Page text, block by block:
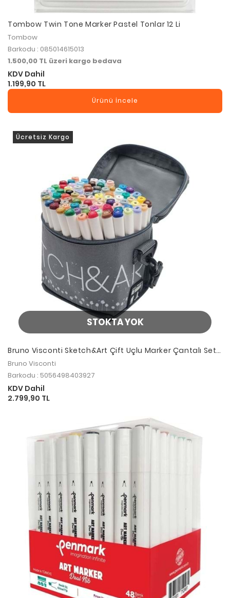
Tombow Twin Tone Marker Pastel Tonlar 12 Li
Tombow
Barkodu : 085014615013
1.500,00 TL üzeri kargo bedava
KDV Dahil
1.199,90 TL
Ürünü İncele
STOKTA YOK
Ücretsiz Kargo
Bruno Visconti Sketch&Art Çift Uçlu Marker Çantalı Set
80 Renk
Bruno Visconti
Barkodu : 5056498403927
KDV Dahil
2.799,90 TL